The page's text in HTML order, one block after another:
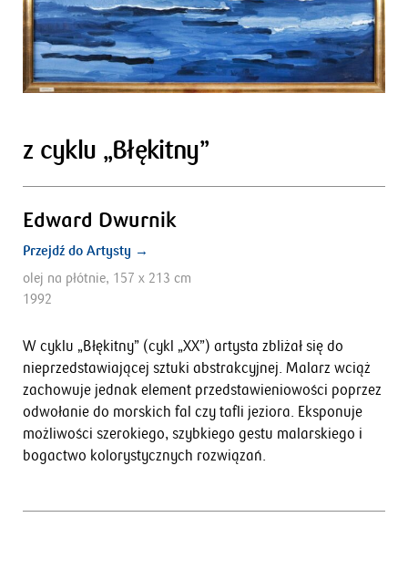
z cyklu „Błękitny”
Edward Dwurnik
Przejdź do Artysty →
olej na płótnie, 157 x 213 cm
1992
W cyklu „Błękitny” (cykl „XX”) artysta zbliżał się do
nieprzedstawiającej sztuki abstrakcyjnej. Malarz wciąż
zachowuje jednak element przedstawieniowości poprzez
odwołanie do morskich fal czy tafli je­ziora. Eksponuje
możliwości szerokiego, szybkiego gestu malarskiego i
bogactwo kolorystycznych rozwiązań.